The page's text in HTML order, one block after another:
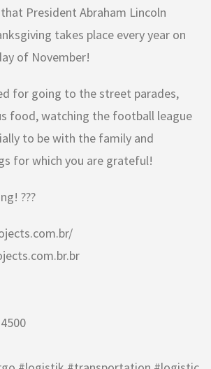
President Abraham Lincoln
takes place every year on
of November!
for going to the street parades,
food, watching the football league
to be with the family and
for which you are grateful!
???